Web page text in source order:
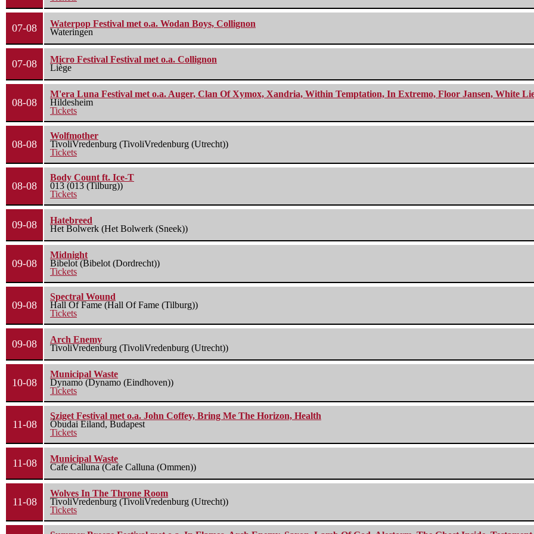
07-08
Waterpop Festival met o.a. Wodan Boys, Collignon
Wateringen
07-08
Micro Festival Festival met o.a. Collignon
Liège
08-08
M'era Luna Festival met o.a. Auger, Clan Of Xymox, Xandria, Within Temptation, In Extremo, Floor Jansen, White
Hildesheim
Tickets
08-08
Wolfmother
TivoliVredenburg (TivoliVredenburg (Utrecht))
Tickets
08-08
Body Count ft. Ice-T
013 (013 (Tilburg))
Tickets
09-08
Hatebreed
Het Bolwerk (Het Bolwerk (Sneek))
09-08
Midnight
Bibelot (Bibelot (Dordrecht))
Tickets
09-08
Spectral Wound
Hall Of Fame (Hall Of Fame (Tilburg))
Tickets
09-08
Arch Enemy
TivoliVredenburg (TivoliVredenburg (Utrecht))
10-08
Municipal Waste
Dynamo (Dynamo (Eindhoven))
Tickets
11-08
Sziget Festival met o.a. John Coffey, Bring Me The Horizon, Health
Óbudai Eiland, Budapest
Tickets
11-08
Municipal Waste
Cafe Calluna (Cafe Calluna (Ommen))
11-08
Wolves In The Throne Room
TivoliVredenburg (TivoliVredenburg (Utrecht))
Tickets